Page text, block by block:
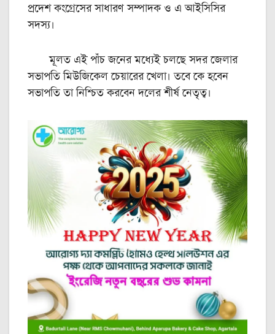
প্রদেশ কংগ্রেসের সাধারণ সম্পাদক ও এ আইসিসির
সদস্য।
মূলত এই পাঁচ জনের মধ্যেই চলছে সদর জেলার
সভাপতি মিউজিকেল চেয়ারের খেলা। তবে কে হবেন
সভাপতি তা নিশ্চিত করবেন দলের শীর্ষ নেতৃত্ব।